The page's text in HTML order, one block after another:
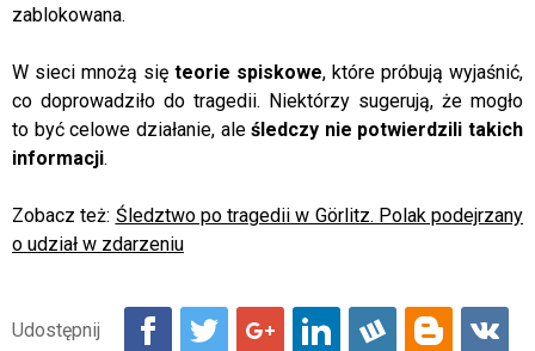
zablokowana.
W sieci mnożą się teorie spiskowe, które próbują wyjaśnić,
co doprowadziło do tragedii. Niektórzy sugerują, że mogło
to być celowe działanie, aleśledczy nie potwierdzili takich
informacji.
Zobacz też: Śledztwo po tragedii w Görlitz. Polak podejrzany
o udział w zdarzeniu